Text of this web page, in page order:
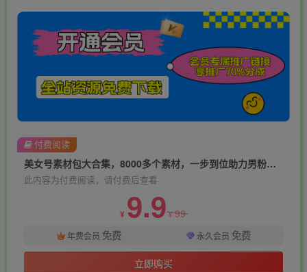
美女号素材包大合集，8000多个素材，一步到位助力男粉号！
此内容为付费阅读，请付费后查看
¥ 9.9¥99
年费会员 免费 永久会员 免费
立即购买
付费阅读